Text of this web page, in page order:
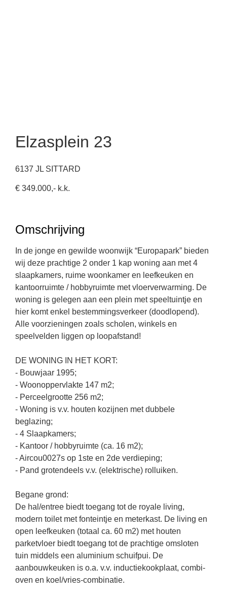
Elzasplein 23
6137 JL SITTARD
€ 349.000,- k.k.
Omschrijving
In de jonge en gewilde woonwijk “Europapark” bieden
wij deze prachtige 2 onder 1 kap woning aan met 4
slaapkamers, ruime woonkamer en leefkeuken en
kantoorruimte / hobbyruimte met vloerverwarming. De
woning is gelegen aan een plein met speeltuintje en
hier komt enkel bestemmingsverkeer (doodlopend).
Alle voorzieningen zoals scholen, winkels en
speelvelden liggen op loopafstand!
DE WONING IN HET KORT:
- Bouwjaar 1995;
- Woonoppervlakte 147 m2;
- Perceelgrootte 256 m2;
- Woning is v.v. houten kozijnen met dubbele
beglazing;
- 4 Slaapkamers;
- Kantoor / hobbyruimte (ca. 16 m2);
- Aircou0027s op 1ste en 2de verdieping;
- Pand grotendeels v.v. (elektrische) rolluiken.
Begane grond:
De hal/entree biedt toegang tot de royale living,
modern toilet met fonteintje en meterkast. De living en
open leefkeuken (totaal ca. 60 m2) met houten
parketvloer biedt toegang tot de prachtige omsloten
tuin middels een aluminium schuifpui. De
aanbouwkeuken is o.a. v.v. inductiekookplaat, combi-
oven en koel/vries-combinatie.